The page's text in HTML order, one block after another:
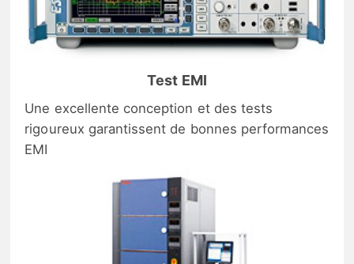
Test EMI
Une excellente conception et des tests
rigoureux garantissent de bonnes performances
EMI